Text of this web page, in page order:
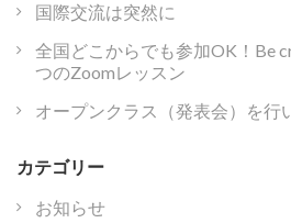
国際交流は突然に
全国どこからでも参加OK！Be
つのZoomレッスン
オープンクラス（発表会）を行
カテゴリー
お知らせ